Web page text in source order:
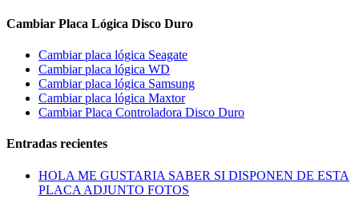
Cambiar Placa Lógica Disco Duro
Cambiar placa lógica Seagate
Cambiar placa lógica WD
Cambiar placa lógica Samsung
Cambiar placa lógica Maxtor
Cambiar Placa Controladora Disco Duro
Entradas recientes
HOLA ME GUSTARIA SABER SI DISPONEN DE ESTA
PLACA ADJUNTO FOTOS